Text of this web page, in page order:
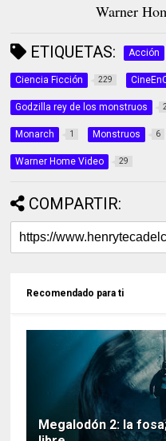
Warner
ETIQUETAS: Acción
Ciencia Ficción 229
Godzilla rey de los monstruos 2
Monarch 1 Monstruos 6
Warner Home Video 29
COMPARTIR:
Recomendado para ti
Megalodón 2: la